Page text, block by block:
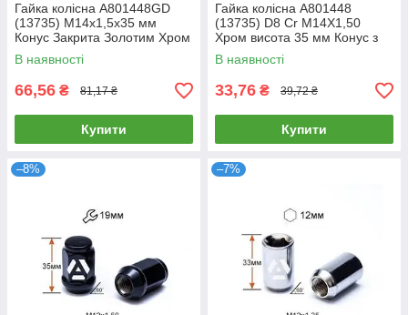
Гайка колісна A801448GD
(13735) M14х1,5х35 мм
Конус Закрита Золотим Хром
Ключ 19
В наявності
66,56 ₴ 81,17 ₴
Купити
Гайка колісна A801448
(13735) D8 Cr M14X1,50
Хром висота 35 мм Конус з
виступом закриті ключ 19 мм
В наявності
33,76 ₴ 39,72 ₴
Купити
–8% –7%